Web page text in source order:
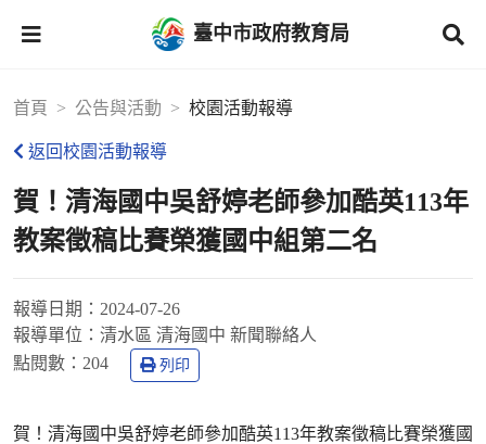
臺中市政府教育局
首頁 公告與活動 校園活動報導
返回校園活動報導
賀！清海國中吳舒婷老師參加酷英113年
教案徵稿比賽榮獲國中組第二名
報導日期： 2024-07-26
報導單位： 清水區 清海國中 新聞聯絡人
點閱數： 204 列印
賀！清海國中吳舒婷老師參加酷英113年教案徵稿比賽榮獲國